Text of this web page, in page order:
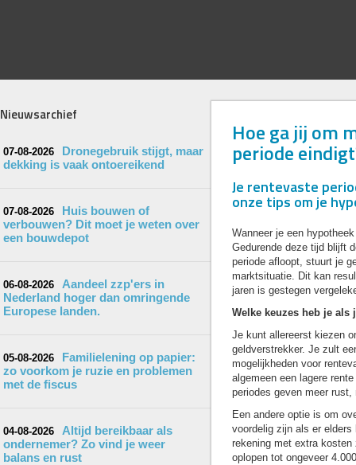
Nieuwsarchief
07-08-2026
Dronegebruik stijgt, maar
dekking is vaak ontoereikend
07-08-2026
Huis bouwen of
verbouwen? Dit moet je weten over
een bouwdepot
06-08-2026
Aandeel zzp'ers in
Nederland hoger dan omringende
Europese landen.
05-08-2026
Familielening op papier:
zo voorkom je ruzie en problemen
met de fiscus
04-08-2026
Altijd bereikbaar als
ondernemer? Zo vind je weer
balans en rust
Hoe ga jij om
periode
Je rentevaste
onze tips om je
Wanneer je een
Gedurende deze tijd blijft
periode afloopt, stuurt je
marktsituatie. Dit kan
jaren is gestegen
Welke keuzes heb je als
Je kunt allereerst kiezen
geldverstrekker. Je zult
mogelijkheden voor
algemeen een lagere
periodes geven meer
Een andere optie is om
voordelig zijn als er elders
rekening met extra
oplopen tot ongeveer